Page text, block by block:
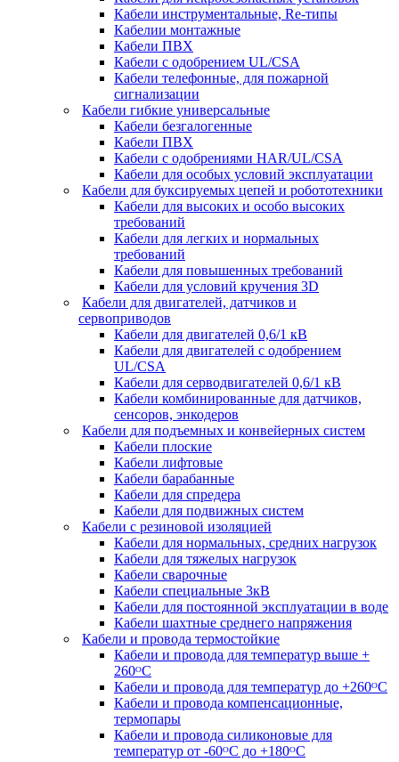
Кабели инструментальные, Re-типы
Кабелии монтажные
Кабели ПВХ
Кабели с одобрением UL/CSA
Кабели телефонные, для пожарной
сигнализации
Кабели гибкие универсальные
Кабели безгалогенные
Кабели ПВХ
Кабели с одобрениями HAR/UL/CSA
Кабели для особых условий эксплуатации
Кабели для буксируемых цепей и робототехники
Кабели для высоких и особо высоких
требований
Кабели для легких и нормальных
требований
Кабели для повышенных требований
Кабели для условий кручения 3D
Кабели для двигателей, датчиков и
сервоприводов
Кабели для двигателей 0,6/1 кВ
Кабели для двигателей с одобрением
UL/CSA
Кабели для серводвигателей 0,6/1 кВ
Кабели комбинированные для датчиков,
cенсоров, энкодеров
Кабели для подъемных и конвейерных систем
Кабели плоские
Кабели лифтовые
Кабели барабанные
Кабели для спредера
Кабели для подвижных систем
Кабели с резиновой изоляцией
Кабели для нормальных, средних нагрузок
Кабели для тяжелых нагрузок
Кабели сварочные
Кабели специальные 3кВ
Кабели для постоянной эксплуатации в воде
Кабели шахтные среднего напряжения
Кабели и провода термостойкие
Кабели и провода для температур выше +
260ᴼС
Кабели и провода для температур до +260ᴼС
Кабели и провода компенсационные,
термопары
Кабели и провода силиконовые для
температур от -60ᴼC до +180ᴼС